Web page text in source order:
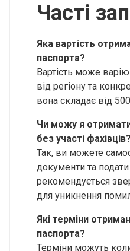
Часті
Яка вартість
паспорта?
Вартість може
від регіону та
вона складає від
Чи можу я
без участі фахівців?
Так, ви можете
документи та подати
рекомендується
для уникнення
Які терміни
паспорта?
Терміни можуть